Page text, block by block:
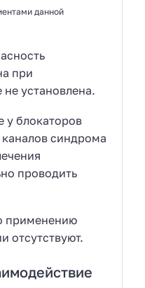
данной
при
установлена.
у блокаторов
синдрома
проводить
применению
отсутствуют.